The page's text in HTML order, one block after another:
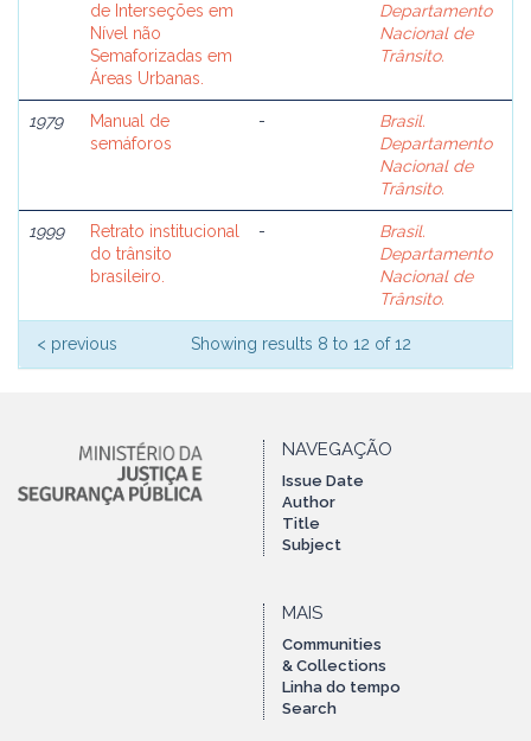
de Interseções em
Nível não
Semaforizadas em
Áreas Urbanas.
Departamento
Nacional de
Trânsito.
1979
Manual de
semáforos
-
Brasil.
Departamento
Nacional de
Trânsito.
1999
Retrato institucional
do trânsito
brasileiro.
-
Brasil.
Departamento
Nacional de
Trânsito.
Showing results 8 to 12 of 12
< previous
NAVEGAÇÃO
Issue Date
Author
Title
Subject
MAIS
Communities
& Collections
Linha do tempo
Search